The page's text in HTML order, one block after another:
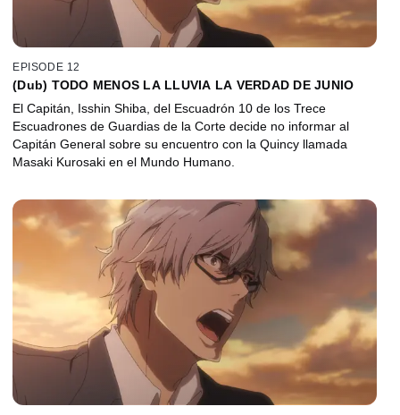
EPISODE 12
(Dub) TODO MENOS LA LLUVIA LA VERDAD DE JUNIO
El Capitán, Isshin Shiba, del Escuadrón 10 de los Trece
Escuadrones de Guardias de la Corte decide no informar al
Capitán General sobre su encuentro con la Quincy llamada
Masaki Kurosaki en el Mundo Humano.